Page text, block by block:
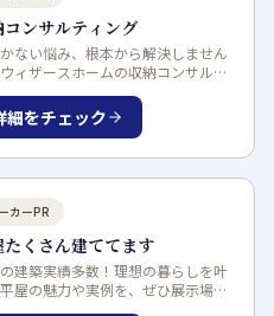
コンサルティング
ない悩み、根本から解決しません
ィザースホームの収納コンサルテ
ロ同士の連携で、他にはない最適
プランをご提案します。
細をチェック
カーPR
たくさん建ててます
建築実績多数！理想の暮らしを叶
屋の魅力や実例を、ぜひ展示場で